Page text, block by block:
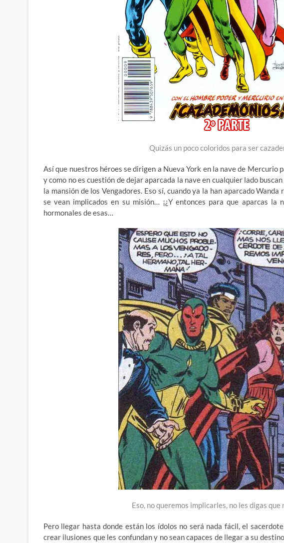
Quizás un poco coloridos para ser
Así que nuestros héroes se dirigen a Nueva York en la nave de Mercurio
y como no es cuestión de dejar aparcada la nave en cualquier lado
la mansión de los Vengadores. Eso sí, cuando ya la han aparcado
se vean implicados en su misión… ¡¿Y entonces para que aparcas la
hormonales de esas…
Eso, no queremos implicarles, no les digas
Pero llegar hasta donde están los ídolos no será nada fácil, el
crear ilusiones que les confundan y no sean capaces de llegar a su